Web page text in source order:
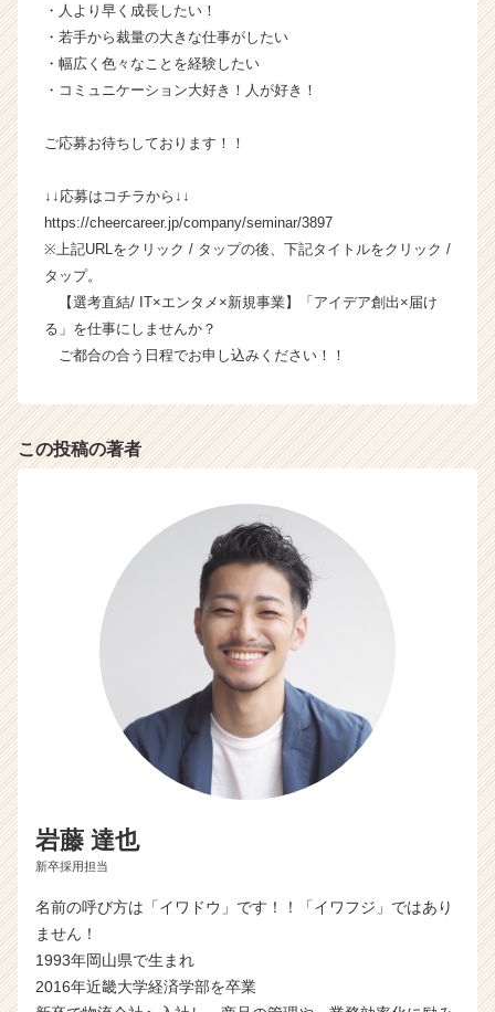
・人より早く成長したい！
・若手から裁量の大きな仕事がしたい
・幅広く色々なことを経験したい
・コミュニケーション大好き！人が好き！
ご応募お待ちしております！！
↓↓応募はコチラから↓↓
https://cheercareer.jp/company/seminar/3897
※上記URLをクリック / タップの後、下記タイトルをクリック /
タップ。
【選考直結/ IT×エンタメ×新規事業】「アイデア創出×届け
る」を仕事にしませんか？
ご都合の合う日程でお申し込みください！！
この投稿の著者
岩藤 達也
新卒採用担当
名前の呼び方は「イワドウ」です！！「イワフジ」ではあり
ません！
1993年岡山県で生まれ
2016年近畿大学経済学部を卒業